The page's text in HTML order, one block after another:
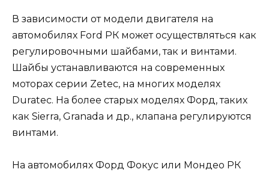
В зависимости от модели двигателя на
автомобилях Ford РК может осуществляться как
регулировочными шайбами, так и винтами.
Шайбы устанавливаются на современных
моторах серии Zetec, на многих моделях
Duratec. На более старых моделях Форд, таких
как Sierra, Granada и др., клапана регулируются
винтами.
На автомобилях Форд Фокус или Мондео РК